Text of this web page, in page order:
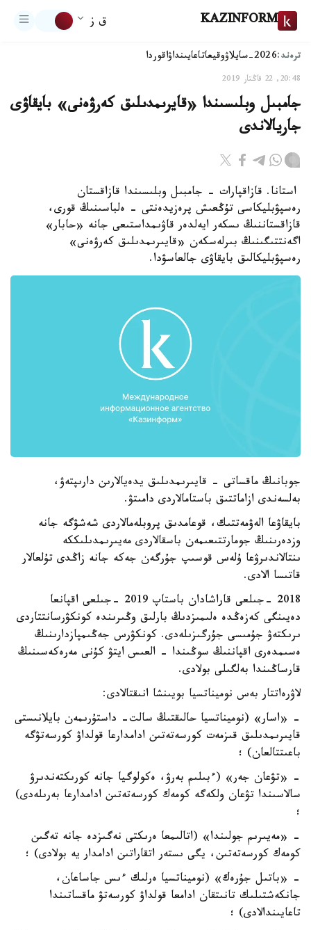
KAZINFORM ق ز
ترەند:2026-سايلاۋ وقيعاتاعايىنداۋاقوردا
20:48, 22 قاڭتار 2019
جامبىل وبلىسىندا «قايرىمدىلىق كەرۋەنى» بايقاۋى
جاريالاندى
استانا. قازاقپارات - جامبىل وبلىسىندا قازاقستان
رەسپۋبليكاسى تۇڭعىش پرەزيدەنتى - ەلباسىنىڭ قورى،
قازاقستاننىڭ ىسكەر ايەلدەر قاۋىمداستىعى جانە «حابار»
اگەنتتىگىنىڭ بىرلەسكەن «قايىرىمدىلىق كەرۋەنى»
رەسپۋبليكالىق بايقاۋى جالعاسۋدا.
جوبانىڭ ماقساتى - قايىرىمدىلىق يدەيالارىن دارىپتەۋ،
بەلسەندى ازاماتتىق باستامالاردى دامىتۋ.
بايقاۋعا الەۋمەتتىك، قوعامدىق پروبلەمالاردى شەشۋگە جانە
وزدەرىنىڭ جومارتتىعىمەن باسقالاردى مەيىرىمدىلىككە
ىنتالاندىرۋعا ۇلەس قوسىپ جۇرگەن جەكە جانە زاڭدى تۇلعالار
قاتىسا الادى.
2018 -جىلعى قاراشادان باستاپ 2019 -جىلعى اقپانعا
دەيىنگى كەزەڭدە ەلىمىزدىڭ بارلىق وڭىرىندە كونكۋرسانتتاردى
ىرىكتەۋ جۇمىسى جۇرگىزىلەدى. كونكۋرس جەڭىمپازدارىنىڭ
ەسىمدەرى اقپاننىڭ سوڭىندا - العىس ايتۋ كۇنى مەرەكەسىنىڭ
قارساڭىندا بەلگىلى بولادى.
لاۋرەاتتار بەس نوميناتسيا بويىنشا انىقتالادى:
- «اسار» (نوميناتسيا حالىقتىڭ سالت- داستۇرىمەن بايلانىستى
قايىرىمدىلىق قىزمەت كورسەتەتىن ادامدارعا قولداۋ كورسەتۋگە
باعىتتالعان) ؛
- «تۋعان جەر» (ءبىلىم بەرۋ، ەكولوگيا جانە كورىكتەندىرۋ
سالاسىندا تۋعان ولكەگە كومەك كورسەتەتىن ادامدارعا بەرىلەدى)
؛
- «مەيىرىم جولىندا» (اتالىمعا ەرىكتى نەگىزدە جانە تەگىن
كومەك كورسەتەتىن، يگى ىستەر اتقاراتىن ادامدار يە بولادى) ؛
- «باتىل جۇرەك» (نوميناتسيا ەرلىك ءىس جاساعان،
جانكەشتىلىك تانىتقان ادامعا قولداۋ كورسەتۋ ماقساتىندا
تاعايىندالادى) ؛